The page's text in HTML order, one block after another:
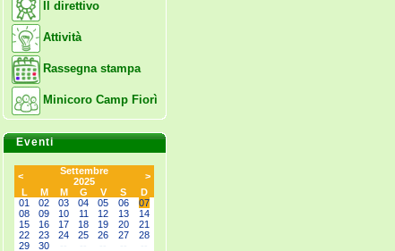
Il direttivo
Attività
Rassegna stampa
Minicoro Camp Fiorì
Eventi
<
Settembre
2025
>
L
M M G V S
D
01
02 03 04 05 06
07
08
09 10 11 12 13
14
15
16 17 18 19 20
21
22
23 24 25 26 27
28
29
30